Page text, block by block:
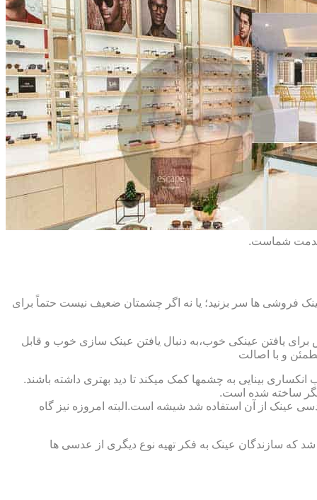
خدمت شماست.
فروشی ها سر بزنید؛ یا نه اگر چشمتان ضعیف نیست حتماً برای
یافتن عینکی خوب،به دنبال یافتن عینک سازی خوب و قابل
و با اصالت
بینایی به چشمها کمک میکند تا دید بهتری داشته باشند.
ساخته شده است.
ترین ماده ای که در ساخت عدسی عینک از آن استفاده شد شیشه است.البته امروزه نیز گاه
سازندگان عینک به فکر تهیه نوع دیگری از عدسی ها